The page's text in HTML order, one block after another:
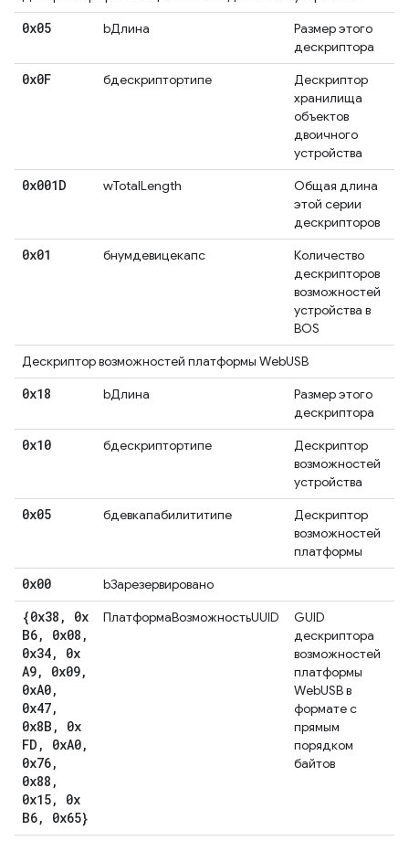
0x05 bДлина
Размер этого
дескриптора
0x0F бдескриптортипе
Дескриптор
хранилища
объектов
двоичного
устройства
0x001D wTotalLength
Общая длина
этой серии
дескрипторов
0x01 бнумдевицекапс
Количество
дескрипторов
возможностей
устройства в
BOS
Дескриптор возможностей платформы WebUSB
0x18 bДлина
Размер этого
дескриптора
0x10 бдескриптортипе
Дескриптор
возможностей
устройства
0x05 бдевкапабилититипе
Дескриптор
возможностей
платформы
0x00 bЗарезервировано
{0x38 ,
0x
B6, 0x08 ,
0x34,
0x
A9, 0x09,
0xA0,
0x47,
0x8B ,
0x
FD , 0xA0,
0x76,
0x88 ,
0x15,
0x
B6, 0x65}
ПлатформаВозможностьUUID
GUID
дескриптора
возможностей
платформы
WebUSB в
формате с
прямым
порядком
байтов